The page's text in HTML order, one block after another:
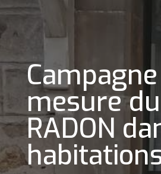
mesure du
RADON